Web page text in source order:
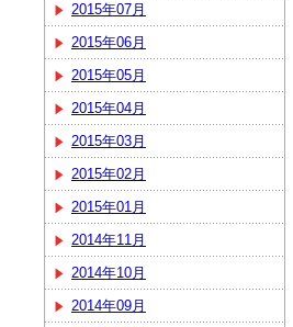
2015年07月
2015年06月
2015年05月
2015年04月
2015年03月
2015年02月
2015年01月
2014年11月
2014年10月
2014年09月